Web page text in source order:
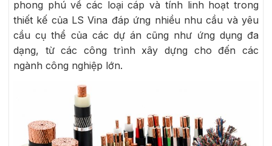
phong phú về các loại cáp và tính linh hoạt trong
thiết kế của LS Vina đáp ứng nhiều nhu cầu và yêu
cầu cụ thể của các dự án cũng như ứng dụng đa
dạng, từ các công trình xây dựng cho đến các
ngành công nghiệp lớn.